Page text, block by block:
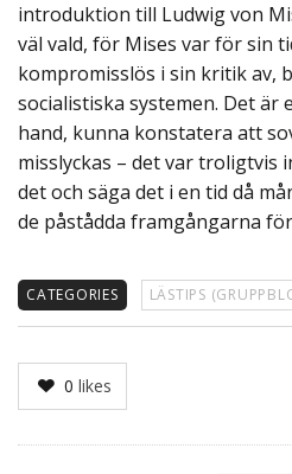
introduktion till Ludwig von
väl vald, för Mises var för sin
kompromisslös i sin kritik av,
socialistiska systemen. Det är
hand, kunna konstatera att
misslyckas – det var troligtvis
det och säga det i en tid då
de påstådda framgångarna
CATEGORIES LÄSTIPS
0 likes